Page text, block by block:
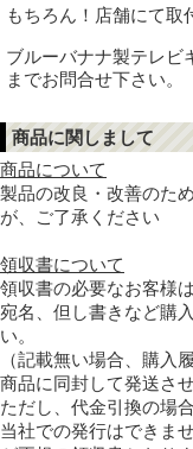
もちろん！店舗にて取
ブルーバナナ製テレビ
までお問合せ下さい。
商品に関しまして
商品について
製品の改良・改善のた
が、ご了承ください
領収書について
領収書の必要なお客様
宛名、但し書きなど購
い。
（記載無い場合、購入
商品に同封して発送さ
ただし、代金引換の場
当社での発行はできま